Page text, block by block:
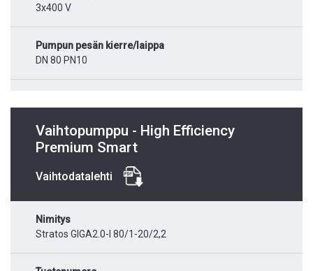
3x400 V
Pumpun pesän kierre/laippa
DN 80 PN10
Vaihtopumppu - High Efficiency
Premium Smart
Vaihtodatalehti
Nimitys
Stratos GIGA2.0-I 80/1-20/2,2